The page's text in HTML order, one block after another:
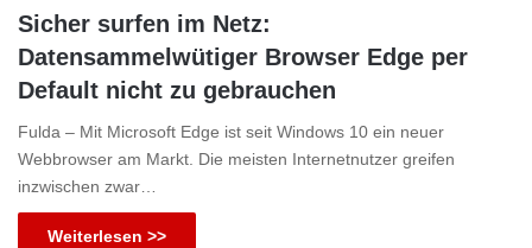
Sicher surfen im Netz:
Datensammelwütiger Browser Edge per
Default nicht zu gebrauchen
Fulda – Mit Microsoft Edge ist seit Windows 10 ein neuer
Webbrowser am Markt. Die meisten Internetnutzer greifen
inzwischen zwar…
Weiterlesen >>